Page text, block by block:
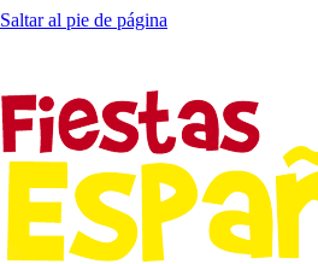
Saltar al pie de página